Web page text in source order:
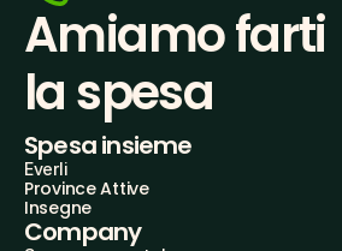
Amiamo farti
la spesa
Spesa insieme
Everli
Province Attive
Insegne
Company